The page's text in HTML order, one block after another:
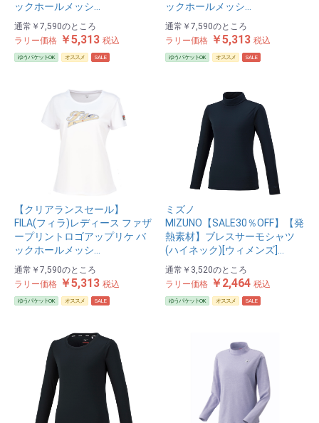
ックホールメッシ…
通常 ￥7,590のところ
ラリー価格 ￥5,313 税込
ゆうパケットOK オススメ SALE
ックホールメッシ…
通常 ￥7,590のところ
ラリー価格 ￥5,313 税込
ゆうパケットOK オススメ SALE
【クリアランスセール】
FILA(フィラ)レディース ファザ
ープリントロゴアップリケ バ
ックホールメッシ…
通常 ￥7,590のところ
ラリー価格 ￥5,313 税込
ゆうパケットOK オススメ SALE
ミズノ
MIZUNO【SALE30％OFF】【発
熱素材】ブレスサーモシャツ
(ハイネック)[ウィメンズ]…
通常 ￥3,520のところ
ラリー価格 ￥2,464 税込
ゆうパケットOK オススメ SALE